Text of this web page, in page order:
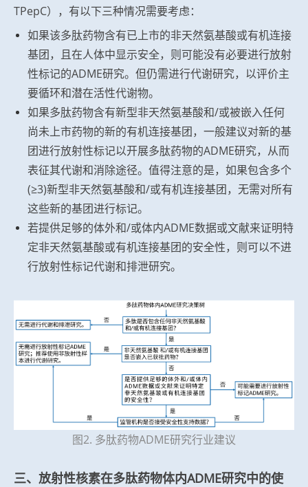
TPepC），有以下三种情况需要考虑：
如果该多肽药物含有已上市的非天然氨基酸或有机连接
基团，且在人体中显示安全，则可能没有必要进行放射
性标记的ADME研究。但仍需进行代谢研究，以评价主
要循环和潜在活性代谢物。
如果多肽药物含有新型非天然氨基酸和/或被嵌入任何
尚未上市药物的新的有机连接基团，一般建议对新的基
团进行放射性标记以开展多肽药物的ADME研究，从而
表征其代谢和消除途径。值得注意的是，如果包含多个
(≥3)新型非天然氨基酸和/或有机连接基团，无需对所有
这些新的基团进行标记。
若提供足够的体外和/或体内ADME数据或文献来证明特
定非天然氨基酸或有机连接基团的安全性，则可以不进
行放射性标记代谢和排泄研究。
图2. 多肽药物ADME研究行业建议
三、放射性核素在多肽药物体内ADME研究中的使